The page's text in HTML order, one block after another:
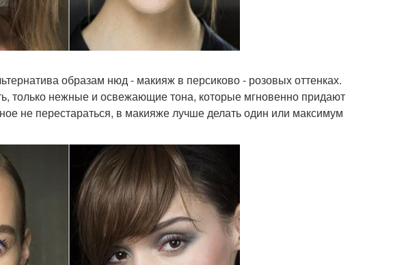
образам нюд - макияж в персиково - розовых оттенках.
только нежные и освежающие тона, которые мгновенно придают
не перестараться, в макияже лучше делать один или максимум